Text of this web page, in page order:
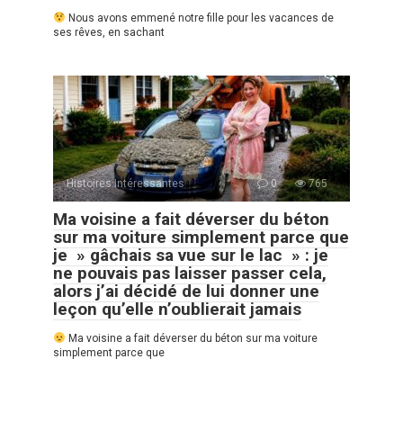
Nous avons emmené notre fille pour les vacances de
ses rêves, en sachant
Histoires Intéressantes 0 765
Ma voisine a fait déverser du béton
sur ma voiture simplement parce que
je » gâchais sa vue sur le lac » : je
ne pouvais pas laisser passer cela,
alors j’ai décidé de lui donner une
leçon qu’elle n’oublierait jamais
Ma voisine a fait déverser du béton sur ma voiture
simplement parce que